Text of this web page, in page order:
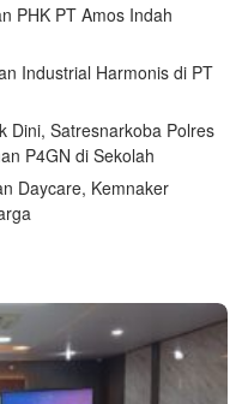
PHK PT Amos Indah
Industrial Harmonis di PT
Dini, Satresnarkoba Polres
P4GN di Sekolah
Daycare, Kemnaker